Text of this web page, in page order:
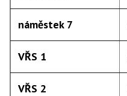
náměstek 7
VŘS 1
VŘS 2